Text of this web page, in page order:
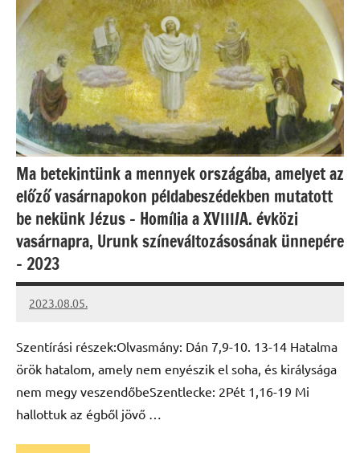
Ma betekintünk a mennyek országába, amelyet az
előző vasárnapokon példabeszédekben mutatott
be nekünk Jézus – Homília a XVIII/A. évközi
vasárnapra, Urunk színeváltozásosának ünnepére
– 2023
2023.08.05.
kovacs.agi
Szentírási részek:Olvasmány: Dán 7,9-10. 13-14 Hatalma
örök hatalom, amely nem enyészik el soha, és királysága
nem megy veszendőbeSzentlecke: 2Pét 1,16-19 Mi
hallottuk az égből jövő …